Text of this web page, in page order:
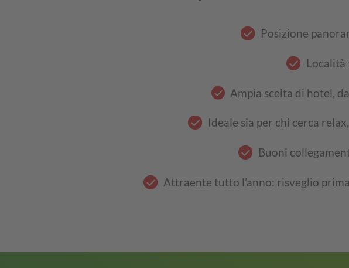
Posizione
Ampia scelta di hotel,
Ideale sia per chi cerca
Buoni
Attraente tutto l’anno: risveglio